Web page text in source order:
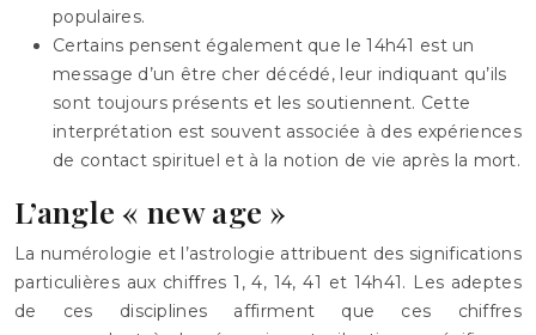
populaires.
Certains pensent également que le 14h41 est un
message d’un être cher décédé, leur indiquant qu’ils
sont toujours présents et les soutiennent. Cette
interprétation est souvent associée à des expériences
de contact spirituel et à la notion de vie après la mort.
L’angle « new age »
La numérologie et l’astrologie attribuent des significations
particulières aux chiffres 1, 4, 14, 41 et 14h41. Les adeptes
de ces disciplines affirment que ces chiffres